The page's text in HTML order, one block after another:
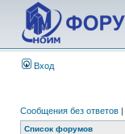
Вход
Сообщения без ответов |
Список форумов